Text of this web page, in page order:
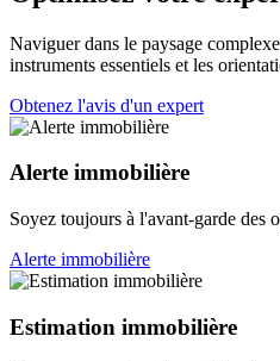
Naviguer dans le paysage
instruments essentiels et les
Obtenez l'avis d'un expert
Alerte immobilière
Soyez toujours à l'avant-garde des
Alerte immobilière
Estimation immobilière